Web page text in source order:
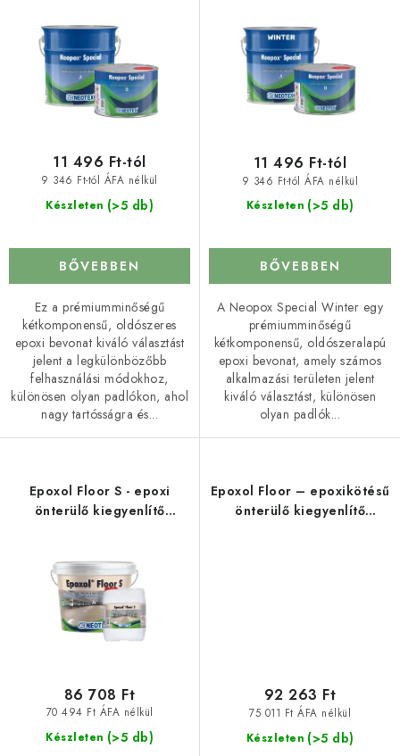
Készleten (>5 db)
9 346 Ft-tól ÁFA nélkül
11 496 Ft-tól
BŐVEBBEN
Ez a prémiumminőségű
kétkomponensű, oldószeres
epoxi bevonat kiváló választást
jelent a legkülönbözőbb
felhasználási módokhoz,
különösen olyan padlókon, ahol
nagy tartósságra és...
Készleten (>5 db)
9 346 Ft-tól ÁFA nélkül
11 496 Ft-tól
BŐVEBBEN
A Neopox Special Winter egy
prémiumminőségű
kétkomponensű, oldószeralapú
epoxi bevonat, amely számos
alkalmazási területen jelent
kiváló választást, különösen
olyan padlók...
Epoxol Floor S - epoxi
önterülő kiegyenlítő
Készleten (>5 db)
70 494 Ft ÁFA nélkül
86 708 Ft
Epoxol Floor – epoxikötésű
önterülő kiegyenlítő
Készleten (>5 db)
75 011 Ft ÁFA nélkül
92 263 Ft